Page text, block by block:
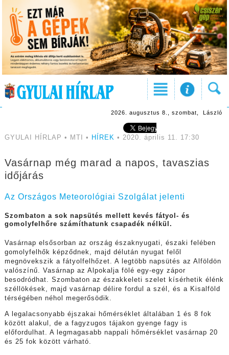
2026. augusztus 8., szombat, László
GYULAI HÍRLAP • MTI • HÍREK • 2020. április 11. 17:30
Vasárnap még marad a napos, tavaszias
időjárás
Az Országos Meteorológiai Szolgálat jelenti
Szombaton a sok napsütés mellett kevés fátyol- és
gomolyfelhőre számíthatunk csapadék nélkül.
Vasárnap elsősorban az ország északnyugati, északi felében
gomolyfelhők képződnek, majd délután nyugat felől
megnövekszik a fátyolfelhőzet. A legtöbb napsütés az Alföldön
valószínű. Vasárnap az Alpokalja fölé egy-egy zápor
besodródhat. Szombaton az északkeleti szelet kísérhetik élénk
széllökések, majd vasárnap délire fordul a szél, és a Kisalföld
térségében néhol megerősödik.
A legalacsonyabb éjszakai hőmérséklet általában 1 és 8 fok
között alakul, de a fagyzugos tájakon gyenge fagy is
előfordulhat. A legmagasabb nappali hőmérséklet vasárnap 20
és 25 fok között várható.